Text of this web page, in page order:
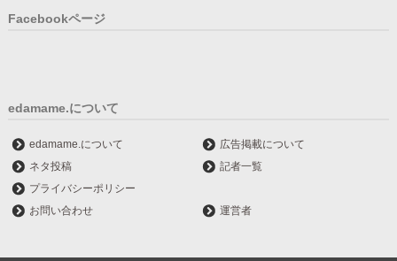
Facebookページ
edamame.について
edamame.について
広告掲載について
ネタ投稿
記者一覧
プライバシーポリシー
お問い合わせ
運営者